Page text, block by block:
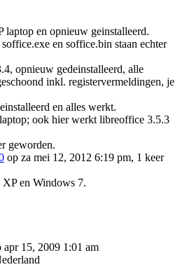
laptop en opnieuw geinstalleerd.
en soffice.bin staan echter
opnieuw gedeinstalleerd, alle
inkl. registervermeldingen, je
en alles werkt.
ook hier werkt libreoffice 3.5.3
geworden.
op za mei 12, 2012 6:19 pm, 1 keer
en Windows 7.
apr 15, 2009 1:01 am